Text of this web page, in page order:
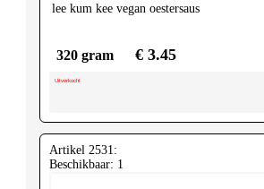
lee kum kee vegan oestersaus
320 gram € 3.45
Uitverkocht
Artikel 2531:
Beschikbaar: 1